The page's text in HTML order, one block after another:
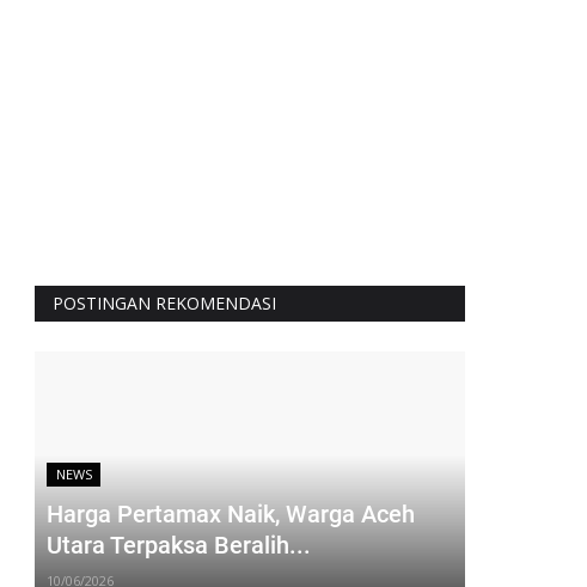
POSTINGAN REKOMENDASI
NEWS
Harga Pertamax Naik, Warga Aceh
Utara Terpaksa Beralih...
10/06/2026